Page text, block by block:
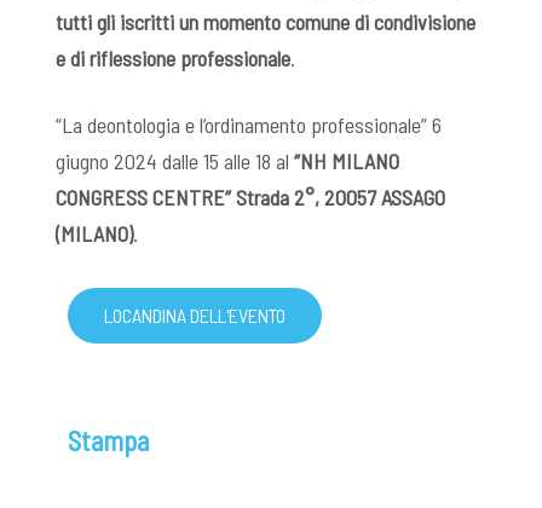
tutti gli iscritti un momento comune di condivisione
e di riflessione professionale.
“La deontologia e l’ordinamento professionale” 6
giugno 2024 dalle 15 alle 18 al “NH MILANO
CONGRESS CENTRE” Strada 2°, 20057 ASSAGO
(MILANO).
LOCANDINA DELL'EVENTO
Stampa